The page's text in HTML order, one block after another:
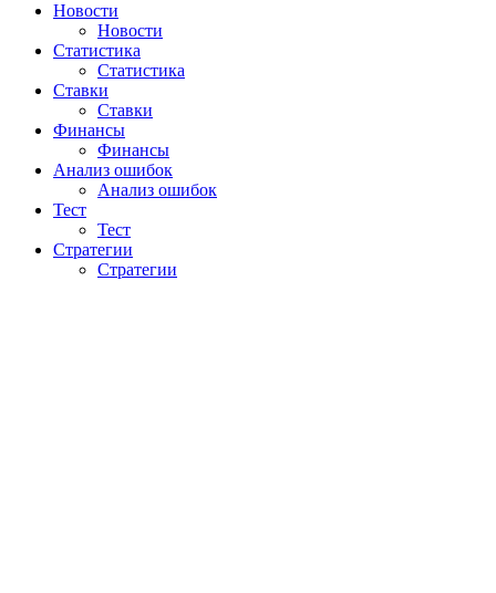
Новости
Новости
Статистика
Статистика
Ставки
Ставки
Финансы
Финансы
Анализ ошибок
Анализ ошибок
Тест
Тест
Стратегии
Стратегии